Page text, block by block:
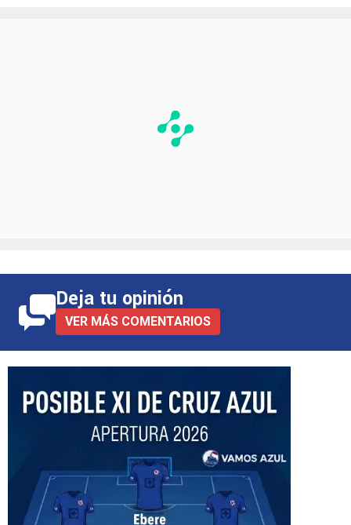
Deja tu opinión
VER MÁS COMENTARIOS